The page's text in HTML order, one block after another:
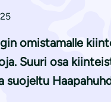
omistamalle
Suuri osa
suojeltu